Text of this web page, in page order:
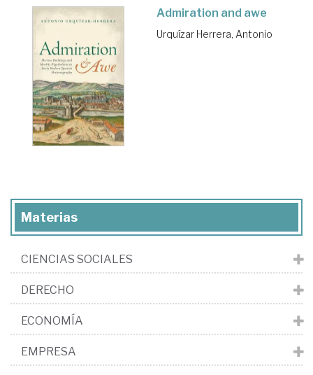
Admiration and awe
Urquízar Herrera, Antonio
Materias
CIENCIAS SOCIALES
DERECHO
ECONOMÍA
EMPRESA